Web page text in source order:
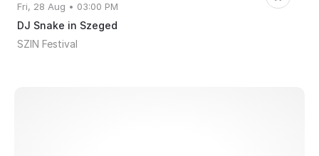
Fri, 28 Aug • 03:00 PM
DJ Snake in Szeged
SZIN Festival